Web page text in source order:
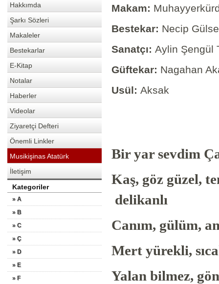
Hakkımda
Şarkı Sözleri
Makaleler
Bestekarlar
E-Kitap
Notalar
Haberler
Videolar
Ziyaretçi Defteri
Önemli Linkler
Musikişinas Atatürk
İletişim
Kategoriler
» A
» B
» C
» Ç
» D
» E
» F
Makam:
Bestekar: Necip
Sanatçı: Aylin Şengül
Güftekar: Nagahan
Usül: Aksak
Bir yar sevdim
Kaş, göz güzel,
delikanlı
Canım, gülüm,
Mert yürekli,
Yalan bilmez,